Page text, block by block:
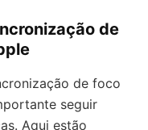
de
de foco
seguir
Aqui estão